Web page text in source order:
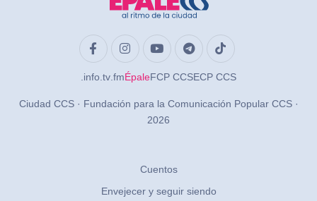
.info .tv .fmÉpaleFCP CCSECP CCS
Ciudad CCS · Fundación para la Comunicación Popular CCS ·
2026
Cuentos
Envejecer y seguir siendo